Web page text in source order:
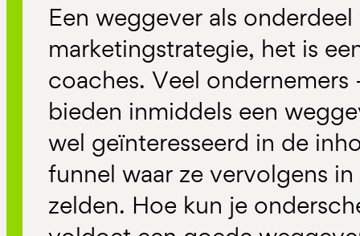
Een weggever als
marketingstrategie, het is
coaches. Veel ondernemers
bieden inmiddels een
wel geïnteresseerd in de
funnel waar ze vervolgens
zelden. Hoe kun je